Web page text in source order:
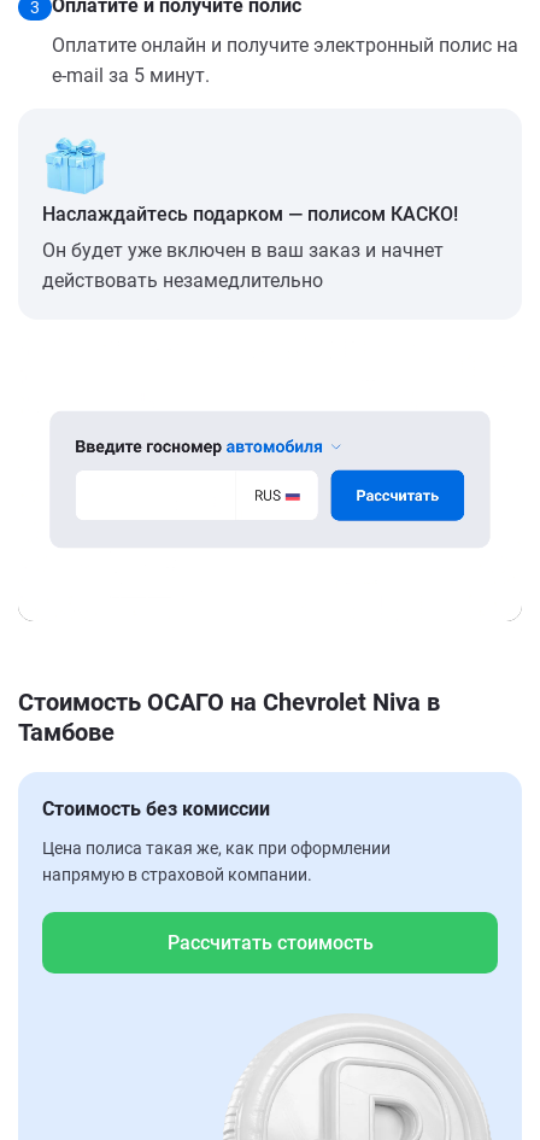
3
Оплатите и получите полис
Оплатите онлайн и получите электронный полис на
e-mail за 5 минут.
Наслаждайтесь подарком — полисом КАСКО!
Он будет уже включен в ваш заказ и начнет
действовать незамедлительно
Стоимость ОСАГО на Chevrolet Niva в
Тамбове
Стоимость без комиссии
Цена полиса такая же, как при оформлении
напрямую в страховой компании.
Рассчитать стоимость